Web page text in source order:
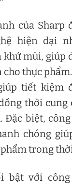
của Sharp
hiện đại
khử mùi, giúp
thực
tiết kiệm
thời cung
Đặc biệt,
chóng
trong
bật với công